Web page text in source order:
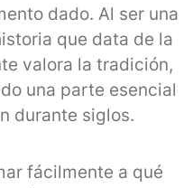
dado. Al ser una
que data de la
valora la tradición,
una parte esencial
durante siglos.
fácilmente a qué